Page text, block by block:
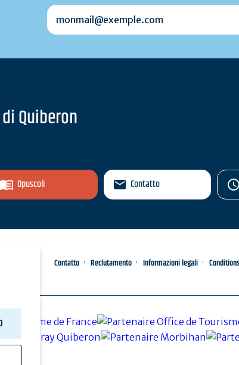
monmail@exemple.com
Quiberon
Opuscoli Contatto
Contatto Reclutamento Informazioni legali